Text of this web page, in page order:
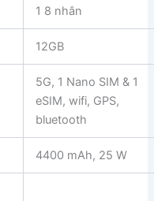
1 8 nhân
12GB
5G, 1 Nano SIM & 1
eSIM, wifi, GPS,
bluetooth
4400 mAh, 25 W